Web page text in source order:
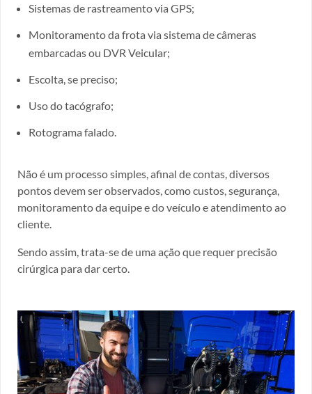
Sistemas de rastreamento via GPS;
Monitoramento da frota via sistema de câmeras
embarcadas ou DVR Veicular;
Escolta, se preciso;
Uso do tacógrafo;
Rotograma falado.
Não é um processo simples, afinal de contas, diversos
pontos devem ser observados, como custos, segurança,
monitoramento da equipe e do veículo e atendimento ao
cliente.
Sendo assim, trata-se de uma ação que requer precisão
cirúrgica para dar certo.